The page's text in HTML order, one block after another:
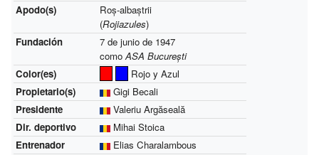
Apodo(s)
Roș-albaștrii
(Rojiazules)
Fundación
7 de junio de 1947
comoASA București
Color(es)
Rojo y Azul
Propietario(s)
Gigi Becali
Presidente
Valeriu Argăseală
Dir. deportivo
Mihai Stoica
Entrenador
Elias Charalambous